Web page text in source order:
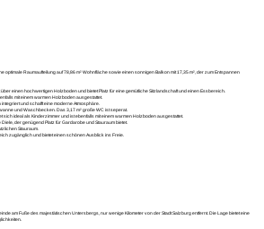
Raumaufteilung auf 78,86 m² Wohnfläche sowie einen sonnigen Balkon mit 17,35 m², der zum Entspannen
über einen hochwertigen Holzboden und bietet Platz für eine gemütliche Sitzlandschaft und einen Essbereich.
mit einem warmen Holzboden ausgestattet.
und schafft eine moderne Atmosphäre.
und Waschbecken. Das 3,17 m² große WC ist seperat.
sich ideal als Kinderzimmer und ist ebenfalls mit einem warmen Holzboden ausgestattet.
der genügend Platz für Gardarobe und Stauraum bietet.
Stauraum.
zugänglich und bietet einen schönen Ausblick ins Freie.
am Fuße des majestätischen Untersbergs, nur wenige Kilometer von der Stadt Salzburg entfernt. Die Lage bietet eine